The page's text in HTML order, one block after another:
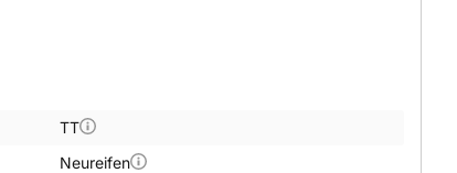
TT
Neureifen